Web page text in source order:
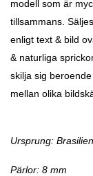
modell som är
tillsammans.
enligt text & bild
& naturliga
skilja sig
mellan olika
Ursprung: Brasilien
Pärlor: 8 mm